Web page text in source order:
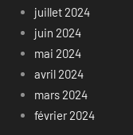
juillet 2024
juin 2024
mai 2024
avril 2024
mars 2024
février 2024